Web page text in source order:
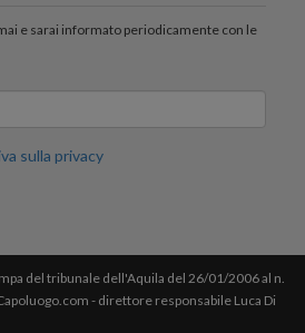
e sarai informato periodicamente con le
sulla privacy
del tribunale dell'Aquila del 26/01/2006 al n.
- direttore responsabile Luca Di